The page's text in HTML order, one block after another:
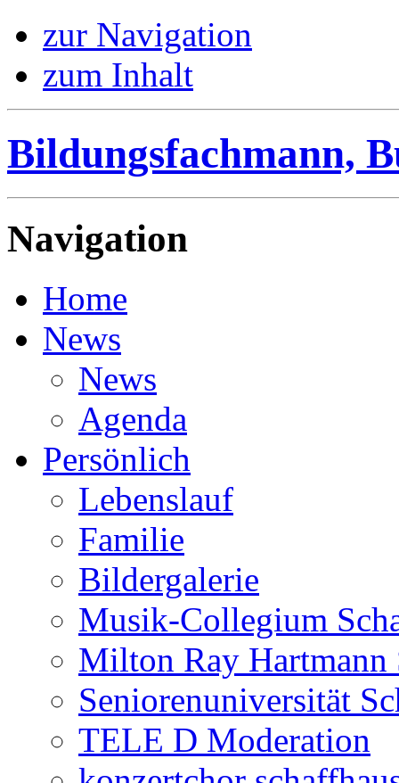
zur Navigation
zum Inhalt
Bildungsfachmann,
Navigation
Home
News
News
Agenda
Persönlich
Lebenslauf
Familie
Bildergalerie
Musik-Collegium
Milton Ray
Seniorenuniversität
TELE D Moderation